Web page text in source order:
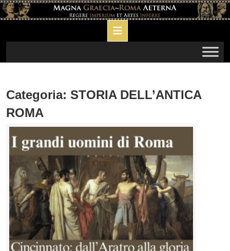
Skip
to
Categoria: STORIA DELL’ANTICA
ROMA